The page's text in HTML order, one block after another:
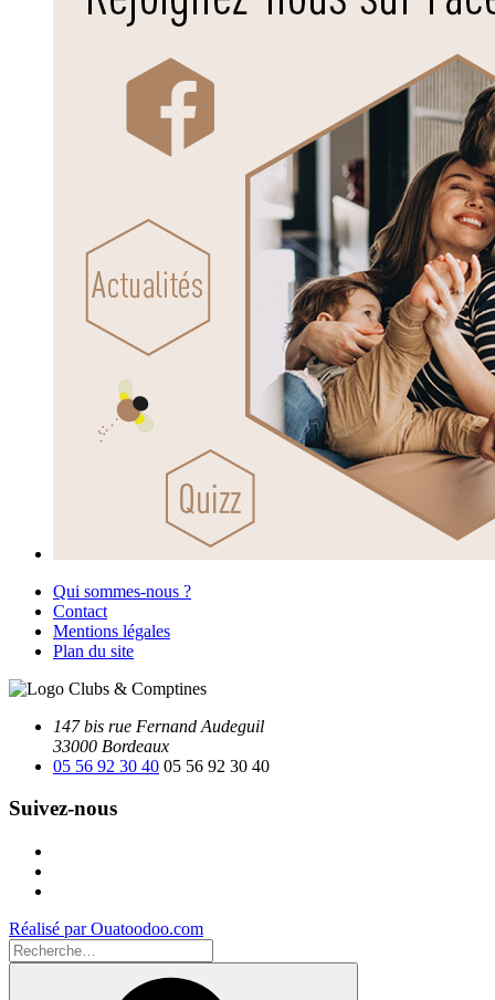
Qui sommes-nous ?
Contact
Mentions légales
Plan du site
147 bis rue Fernand Audeguil
33000 Bordeaux
05 56 92 30 40 05 56 92 30 40
Suivez-nous
Réalisé par Ouatoodoo.com
Recherche
pour